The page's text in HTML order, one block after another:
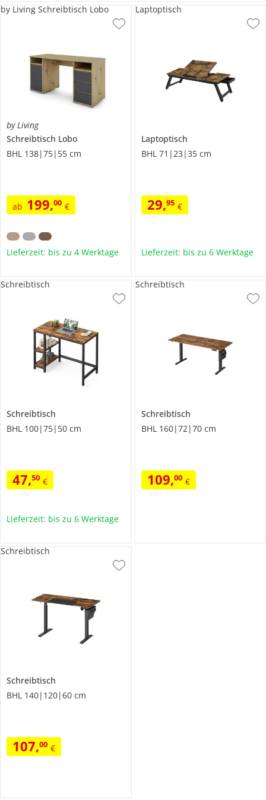
by Living
Schreibtisch Lobo
BHL 138|75|55 cm
ab 199,00 €
by Living Schreibtisch Lobo
Lieferzeit: bis zu 4 Werktage
Laptoptisch
BHL 71|23|35 cm
29,95 €
Laptoptisch
Lieferzeit: bis zu 6 Werktage
Schreibtisch
BHL 100|75|50 cm
47,50 €
Schreibtisch
Lieferzeit: bis zu 6 Werktage
Schreibtisch
BHL 160|72|70 cm
109,00 €
Schreibtisch
Schreibtisch
BHL 140|120|60 cm
107,00 €
Schreibtisch